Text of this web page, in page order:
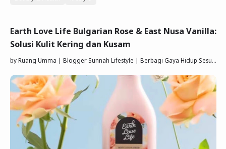
Earth Love Life Bulgarian Rose & East Nusa Vanilla:
Solusi Kulit Kering dan Kusam
byRuang Umma | Blogger Sunnah Lifestyle | Berbagi Gaya Hidup Sesuai Quran Sunnah